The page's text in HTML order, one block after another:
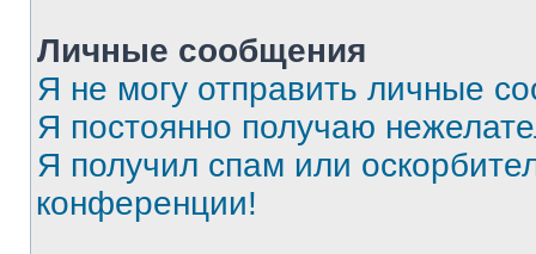
Личные сообщения
Я не могу отправить личные
Я постоянно получаю
Я получил спам или
конференции!